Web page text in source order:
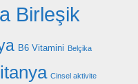
Birleşik
B6 Vitamini Belçika
Cinsel aktivite